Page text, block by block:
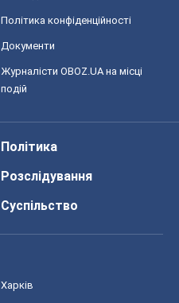
Політика конфіденційності
Документи
Журналісти OBOZ.UA на місці
подій
Політика
Розслідування
Суспільство
Харків